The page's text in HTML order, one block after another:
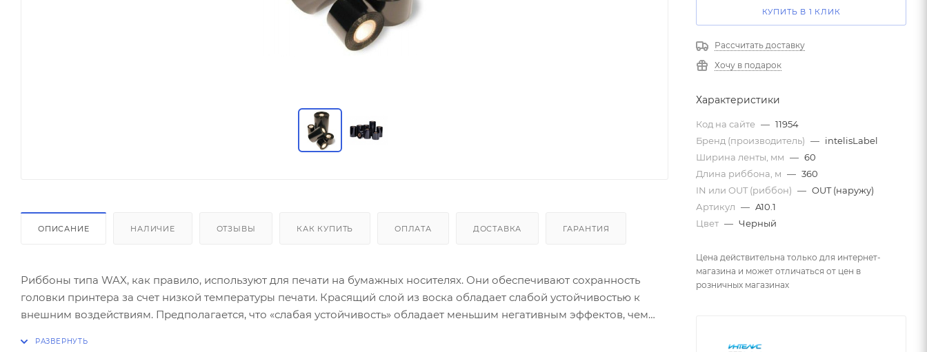
ОПИСАНИЕ НАЛИЧИЕ ОТЗЫВЫ КАК КУПИТЬ ОПЛАТА ДОСТАВКА ГАРАНТИЯ
Риббоны типа WAX, как правило, используют для печати на бумажных носителях. Они обеспечивают сохранность
головки принтера за счет низкой температуры печати. Красящий слой из воска обладает слабой устойчивостью к
внешним воздействиям. Предполагается, что «слабая устойчивость» обладает меньшим негативным эффектов, чем
КУПИТЬ В 1 КЛИК
Рассчитать доставку
Хочу в подарок
Характеристики
Код на сайте — 11954
Бренд (производитель) — intelisLabel
Ширина ленты, мм — 60
Длина риббона, м — 360
IN или OUT (риббон) — OUT (наружу)
Артикул — A10.1
Цвет — Черный
Цена действительна только для интернет-
магазина и может отличаться от цен в
розничных магазинах